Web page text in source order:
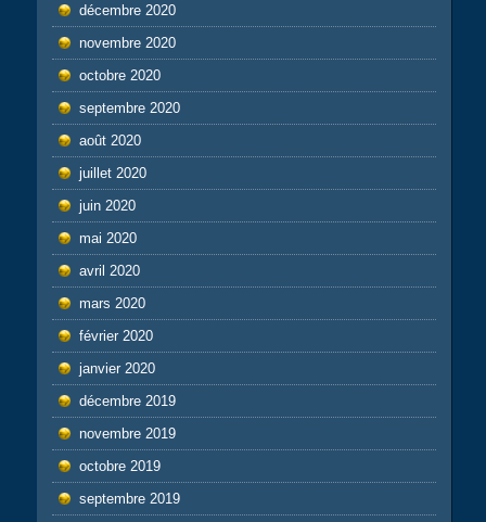
décembre 2020
novembre 2020
octobre 2020
septembre 2020
août 2020
juillet 2020
juin 2020
mai 2020
avril 2020
mars 2020
février 2020
janvier 2020
décembre 2019
novembre 2019
octobre 2019
septembre 2019